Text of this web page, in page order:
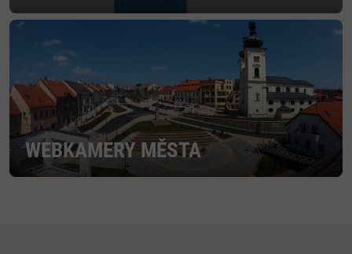
WEBKAMERY MĚSTA